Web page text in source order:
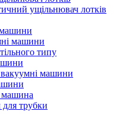
ущільнювач лотків
машини
машини
типу
вакуумні машини
машина
для трубки